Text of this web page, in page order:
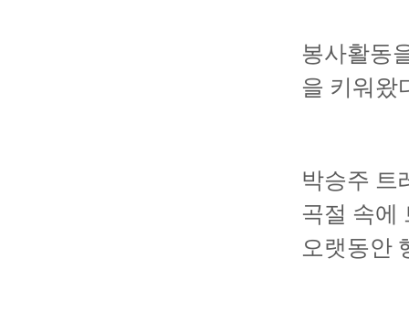
봉사활동
을 키워왔
박승주 트
곡절 속에
오랫동안